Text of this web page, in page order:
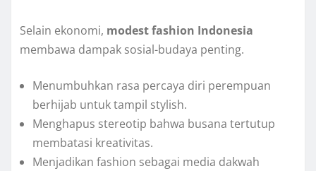
Selain ekonomi, modest fashion Indonesia
membawa dampak sosial-budaya penting.
Menumbuhkan rasa percaya diri perempuan
berhijab untuk tampil stylish.
Menghapus stereotip bahwa busana tertutup
membatasi kreativitas.
Menjadikan fashion sebagai media dakwah